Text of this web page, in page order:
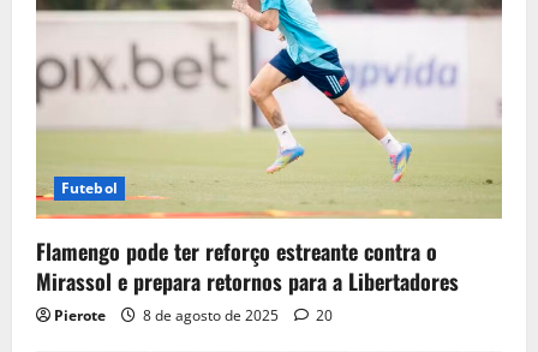
Futebol
Flamengo pode ter reforço estreante contra o
Mirassol e prepara retornos para a Libertadores
Pierote 8 de agosto de 2025 20